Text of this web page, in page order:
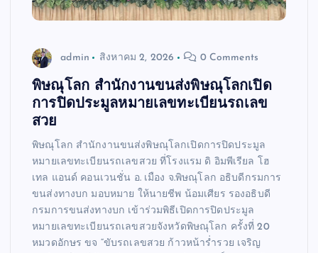
admin สิงหาคม 2, 2026 0 Comments
พิษณุโลก สำนักงานขนส่งพิษณุโลกเปิด
การปิดประมูลหมายเลขทะเบียนรถเลข
สวย
พิษณุโลก สำนักงานขนส่งพิษณุโลกเปิดการปิดประมูล
หมายเลขทะเบียนรถเลขสวย ที่โรงแรม ดิ อิมพีเรียล โฮ
เทล แอนด์ คอนเวนชั่น อ. เมือง จ.พิษณุโลก อธิบดีกรมการ
ขนส่งทางบก มอบหมาย ให้นายชีพ น้อมเศียร รองอธิบดี
กรมการขนส่งทางบก เข้าร่วมพิธีเปิดการปิดประมูล
หมายเลขทะเบียนรถเลขสวยจังหวัดพิษณุโลก ครั้งที่ 20
หมวดอักษร ขจ “ขับรถเลขสวย ก้าวหน้าร่ำรวย เจริญ